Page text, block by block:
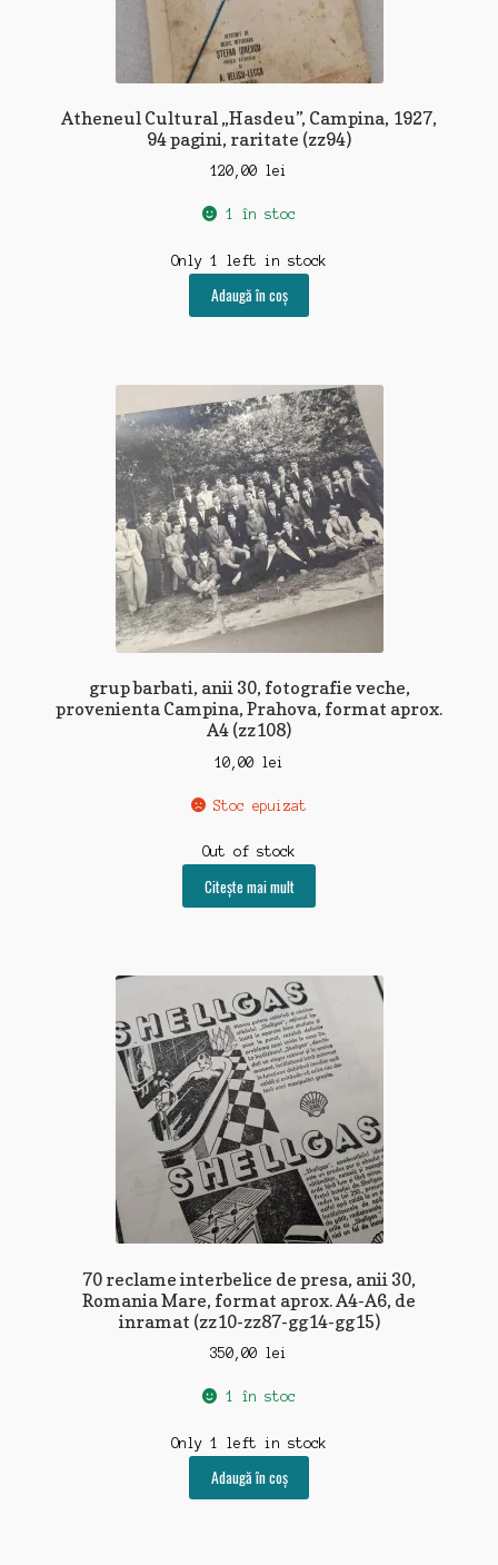
Atheneul Cultural „Hasdeu”, Campina, 1927,
94 pagini, raritate (zz94)
120,00 lei
1 în stoc
Only 1 left in stock
Adaugă în coș
grup barbati, anii 30, fotografie veche,
provenienta Campina, Prahova, format aprox.
A4 (zz108)
10,00 lei
Stoc epuizat
Out of stock
Citește mai mult
70 reclame interbelice de presa, anii 30,
Romania Mare, format aprox. A4-A6, de
inramat (zz10-zz87-gg14-gg15)
350,00 lei
1 în stoc
Only 1 left in stock
Adaugă în coș